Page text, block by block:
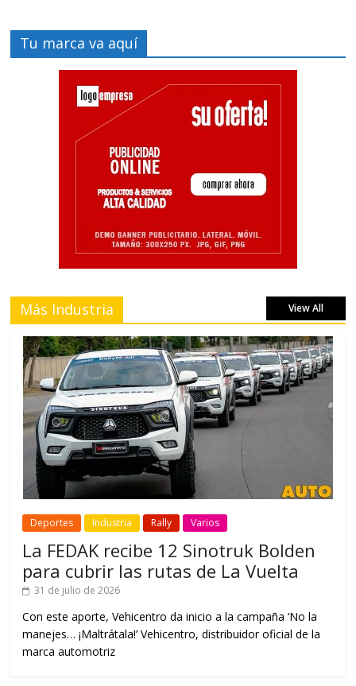
Tu marca va aquí
Más Industria View All
Deportes Industria Rally Varios
La FEDAK recibe 12 Sinotruk Bolden
para cubrir las rutas de La Vuelta
31 de julio de 2026
Con este aporte, Vehicentro da inicio a la campaña ‘No la
manejes… ¡Maltrátala!’ Vehicentro, distribuidor oficial de la
marca automotriz